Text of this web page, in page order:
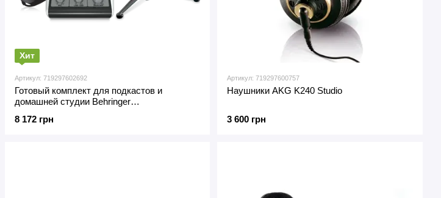
Хит
Артикул: 719297602692
Готовый комплект для подкастов и
домашней студии Behringer
8 172 грн
Артикул: 719297600757
Наушники AKG K240 Studio
3 600 грн